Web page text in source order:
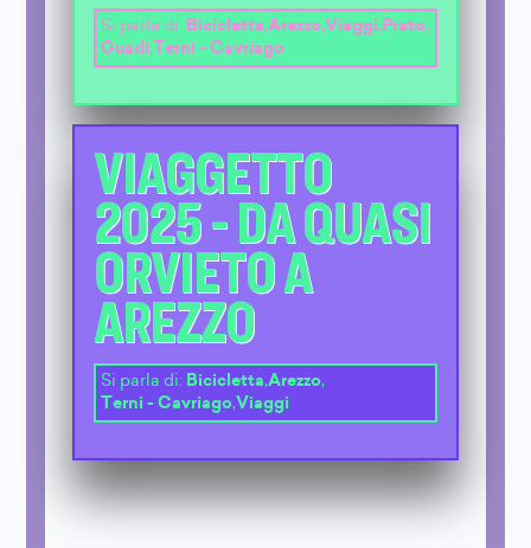
Si parla di: Bicicletta,Arezzo,Viaggi, Prato,
Guadi,Terni - Cavriago
VIAGGETTO
2025 - DA QUASI
ORVIETO A
AREZZO
Si parla di: Bicicletta,Arezzo,
Terni - Cavriago,Viaggi